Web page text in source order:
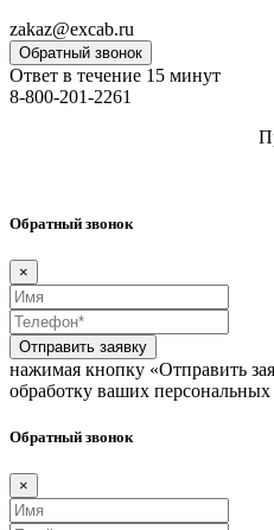
zakaz@excab.ru
Обратный звонок
Ответ в течение 15 минут
8-800-201-2261
Обратный звонок
×
Отправить заявку
нажимая кнопку «Отправить
обработку ваших
Обратный звонок
×